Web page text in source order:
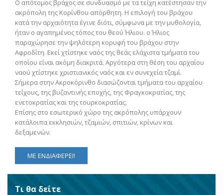
Ο απότομος βράχος σε συνδυασμό με τα τείχη κατέστησαν την
ακρόπολη της Κορίνθου απόρθητη. Η επιλογή του βράχου
κατά την αρχαιότητα έγινε διότι, σύμφωνα με την μυθολογία,
ήταν ο αγαπημένος τόπος του θεού Ήλιου. ο Ήλιος
παραχώρησε την ψηλότερη κορυφή του βράχου στην
Αφροδίτη. Εκεί χτίστηκε ναός της θεάς ελάχιστα τμήματα του
οποίου είναι ακόμη διακριτά. Αργότερα στη θέση του αρχαίου
ναού χτίστηκε χριστιανικός ναός και εν συνεχεία τζαμί.
Σήμερα στην Ακροκόρινθο διασώζονται τμήματα του αρχαίου
τείχους, της βυζαντινής εποχής, της Φραγκοκρατίας, της
ενετοκρατίας και της τουρκοκρατίας.
Επίσης στο εσωτερικό χώρο της ακρόπολης υπάρχουν
κατάλοιπα εκκλησιών, τζαμιών, σπιτιών, κρίνων και
δεξαμενών.
ΜΕ ΕΝΔΙΑΦΕΡΕΙ!
Τι θα δείτε